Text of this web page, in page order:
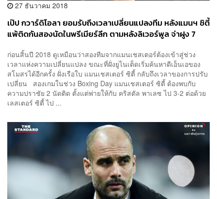
27 ธันวาคม 2018
เป๊ป กวาร์ดิโอลา ยอมรับถึงเวลาเปลี่ยนแปลงทีม หลังแมนฯ ซิตี้
แพ้ติดกันสองนัดในพรีเมียร์ลีก ตามหลังลิเวอร์พูล จ่าฝูง 7
ก่อนสิ้นปี 2018 ดูเหมือนว่าสองทีมจากแมนเชสเตอร์ต้องเข้าสู่ช่วง
เวลาแห่งความเปลี่ยนแปลง ขณะที่ฝั่งยูไนเต็ดเริ่มค้นหาดีเอ็นเอของ
สโมสรได้อีกครั้ง ฝั่งเรือใบ แมนเชสเตอร์ ซิตี้ กลับถึงเวลาของการปรับ
เปลี่ยน สองเกมในช่วง Boxing Day แมนเชสเตอร์ ซิตี้ ต้องพบกับ
ความปราชัย 2 นัดติด ตั้งแต่พ่ายให้กับ คริสตัล พาเลซ ไป 3-2 ต่อด้วย
เลสเตอร์ ซิตี้ ไป ...